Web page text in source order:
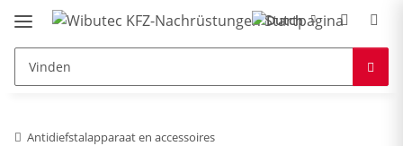
Antidiefstalapparaat en accessoires